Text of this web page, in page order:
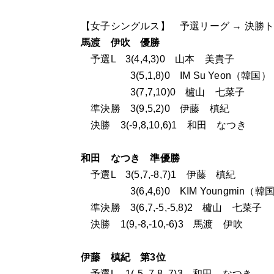
【女子シングルス】 予選リーグ → 決勝ト
馬渡 伊吹 優勝
予選L 3(4,4,3)0 山本 美貴子
3(5,1,8)0 IM Su Yeon（韓国）
3(7,7,10)0 櫨山 七菜子
準決勝 3(9,5,2)0 伊藤 槙紀
決勝 3(-9,8,10,6)1 和田 なつき
和田 なつき 準優勝
予選L 3(5,7,-8,7)1 伊藤 槙紀
3(6,4,6)0 KIM Youngmin（韓国
準決勝 3(6,7,-5,-5,8)2 櫨山 七菜子
決勝 1(9,-8,-10,-6)3 馬渡 伊吹
伊藤 槙紀 第3位